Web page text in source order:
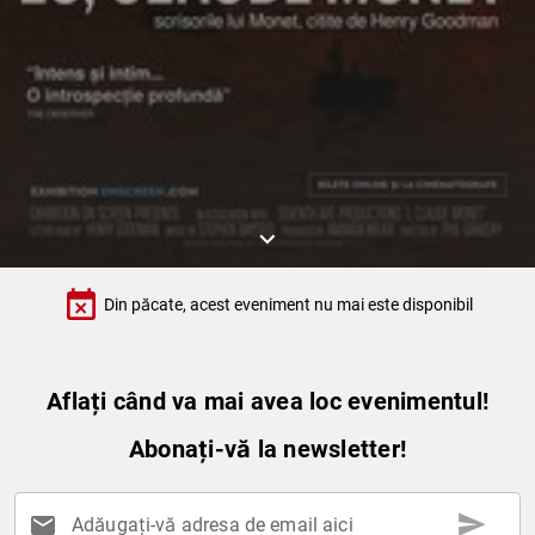
keyboard_arrow_down
event_busy Din păcate, acest eveniment nu mai este disponibil
Aflați când va mai avea loc evenimentul!
Abonați-vă la newsletter!
mail Adăugați-vă adresa de email aici send